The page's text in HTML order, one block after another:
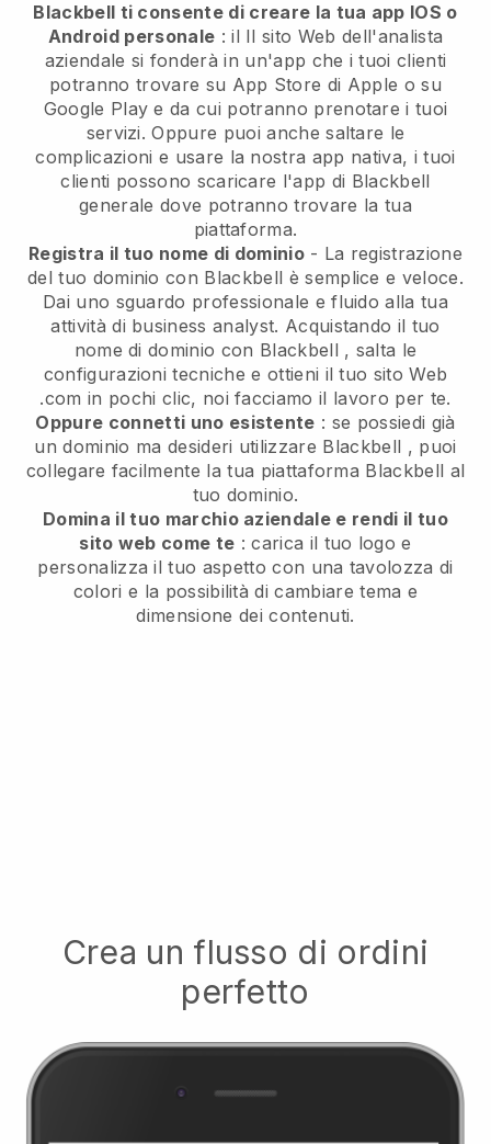
Blackbell ti consente di creare la tua app IOS o
Android personale : il Il sito Web dell'analista
aziendale si fonderà in un'app che i tuoi clienti
potranno trovare su App Store di Apple o su
Google Play e da cui potranno prenotare i tuoi
servizi. Oppure puoi anche saltare le
complicazioni e usare la nostra app nativa, i tuoi
clienti possono scaricare l'app di Blackbell
generale dove potranno trovare la tua
piattaforma.
Registra il tuo nome di dominio- La registrazione
del tuo dominio con Blackbell è semplice e veloce.
Dai uno sguardo professionale e fluido alla tua
attività di business analyst. Acquistando il tuo
nome di dominio con Blackbell , salta le
configurazioni tecniche e ottieni il tuo sito Web
.com in pochi clic, noi facciamo il lavoro per te.
Oppure connetti uno esistente : se possiedi già
un dominio ma desideri utilizzare Blackbell , puoi
collegare facilmente la tua piattaforma Blackbell al
tuo dominio.
Domina il tuo marchio aziendale e rendi il tuo
sito web come te : carica il tuo logo e
personalizza il tuo aspetto con una tavolozza di
colori e la possibilità di cambiare tema e
dimensione dei contenuti.
Crea un flusso di ordini
perfetto